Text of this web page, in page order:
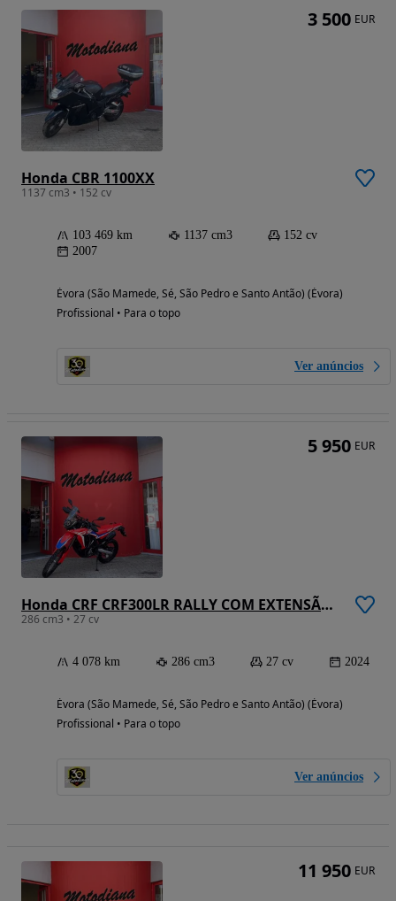
Honda CBR 1100XX
1137 cm3 • 152 cv
103 469 km 1137 cm3
152 cv
2007
Évora (São Mamede, Sé, São Pedro e Santo Antão) (Évora)
Profissional • Para o topo
Ver anúncios
3 500 EUR
Honda CRF CRF300LR RALLY COM EXTENSÃO DE GARANTIA E MAPIT
286 cm3 • 27 cv
4 078 km 286 cm3 27 cv 2024
Évora (São Mamede, Sé, São Pedro e Santo Antão) (Évora)
Profissional • Para o topo
Ver anúncios
5 950 EUR
11 950 EUR